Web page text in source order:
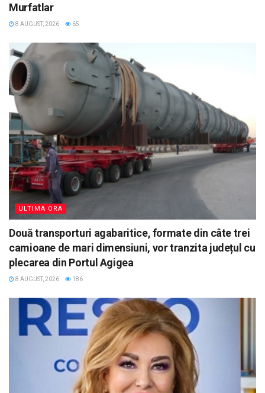
Murfatlar
8 AUGUST, 2026 65
ULTIMA ORA
Două transporturi agabaritice, formate din câte trei
camioane de mari dimensiuni, vor tranzita județul cu
plecarea din Portul Agigea
8 AUGUST, 2026 186